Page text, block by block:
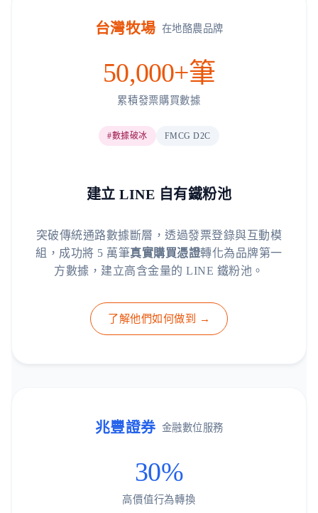
台灣牧場 在地酪農品牌
50,000+筆
累積發票購買數據
#數據破冰 FMCG D2C
建立 LINE 自有鐵粉池
突破傳統通路數據斷層，透過發票登錄與互動模
組，成功將 5 萬筆真實購買憑證轉化為品牌第一
方數據，建立高含金量的 LINE 鐵粉池。
了解他們如何做到 →
兆豐證券 金融數位服務
30%
高價值行為轉換